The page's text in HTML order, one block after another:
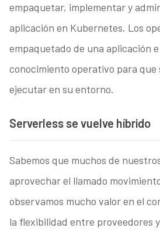
empaquetar, implementar y
aplicación en Kubernetes. Los
empaquetado de una aplicación
conocimiento operativo para que
ejecutar en su entorno.
Serverless se vuelve híbrido
Sabemos que muchos de
aprovechar el llamado
observamos mucho valor en el
la flexibilidad entre proveedores